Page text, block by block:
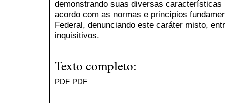
demonstrando suas diversas
acordo com as normas e princípios
Federal, denunciando este caráter misto,
inquisitivos.
Texto completo:
PDF PDF